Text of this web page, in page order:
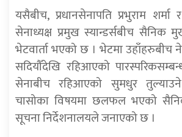
यसैबीच, प्रधानसेनापति प्रभुराम
सेनाध्यक्ष प्रमुख स्यान्डर्सबीच सैनिक
भेटवार्ता भएको छ । भेटमा उहाँहरुबीच
सदियौँदेखि रहिआएको
सेनाबीच रहिआएको सुमधुर
चासोका विषयमा छलफल भएको
सूचना निर्देशनालयले जनाएको छ ।